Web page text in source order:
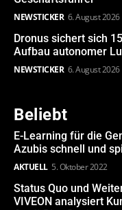
NEWSTICKER 6. August 2026
Dronus sichert sich
Aufbau autonomer
NEWSTICKER 6. August 2026
Beliebt
E-Learning für die
Azubis schnell und
AKTUELL 5. Oktober 2022
Status Quo und
VIVEON analysiert